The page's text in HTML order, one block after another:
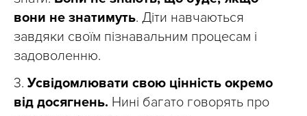
вони не знатимуть. Діти навчаються
завдяки своїм пізнавальним процесам і
задоволенню.
3. Усвідомлювати свою цінність окремо
від досягнень. Нині багато говорять про